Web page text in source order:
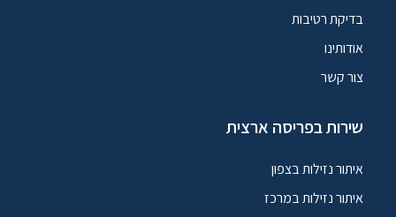
בדיקת רטיבות
אודותינו
צור קשר
שירות בפריסה ארצית
איתור נזילות בצפון
איתור נזילות במרכז